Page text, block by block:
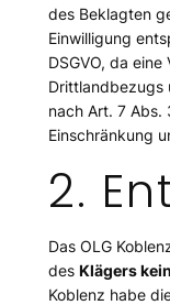
des Beklagten
Einwilligung
DSGVO, da
Drittlandbezugs
nach Art. 7 Abs.
Einschränkung
2.
Das OLG
des Klägers
Koblenz habe